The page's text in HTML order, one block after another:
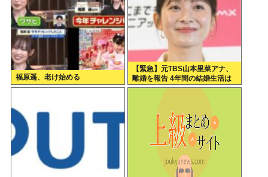
福原遥、老け始める
【緊急】元TBS山本里菜アナ、
離婚を報告 4年間の結婚生活は
「宝物」